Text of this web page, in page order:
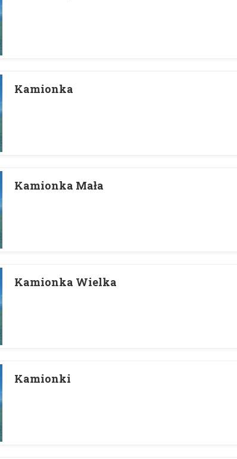
Kamionka
Kamionka Mała
Kamionka Wielka
Kamionki